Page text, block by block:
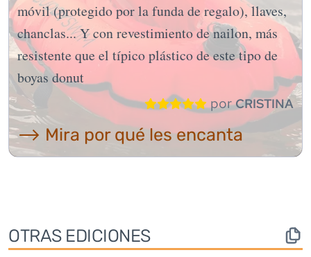
móvil (protegido por la funda de regalo), llaves,
chanclas... Y con revestimiento de nailon, más
resistente que el típico plástico de este tipo de
boyas donut
porCRISTINA
⟶ Mira por qué les encanta
OTRAS EDICIONES